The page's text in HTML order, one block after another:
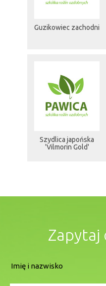
Guzikowiec zachodni
Szydlica japońska
'Vilmorin Gold'
Imię i nazwisko